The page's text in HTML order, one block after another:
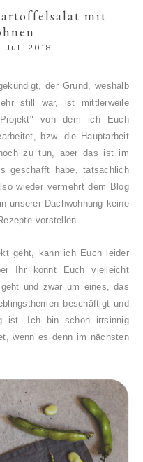
mit
Juli 2018
der Grund, weshalb
still war, ist mittlerweile
von dem ich Euch
bzw. die Hauptarbeit
zu tun, aber das ist im
geschafft habe, tatsächlich
wieder vermehrt dem Blog
unserer Dachwohnung keine
vorstellen.
geht, kann ich Euch leider
Ihr könnt Euch vielleicht
und zwar um eines, das
beschäftigt und
ist. Ich bin schon irrsinnig
wenn es denn im nächsten